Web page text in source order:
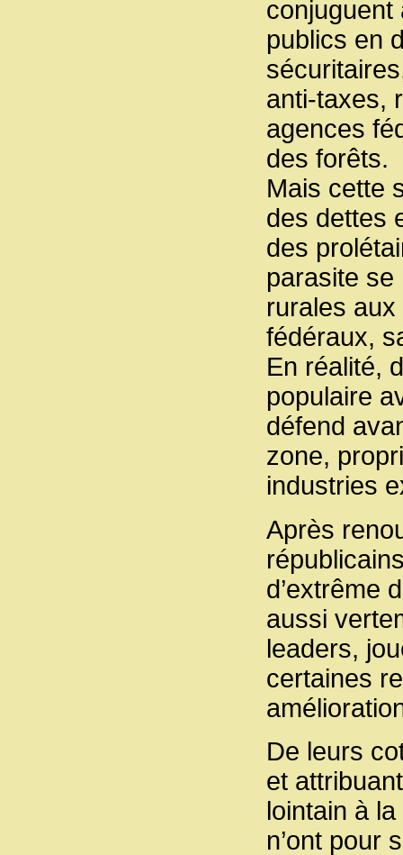
conjuguent
publics en
anti-taxes,
agences
des forêts.
Mais cette
des dettes
des
parasite
rurales
fédéraux,
En réalité,
populaire
défend
zone,
industries
Après
d’extrême
aussi
leaders,
certaines
De leurs
et
lointain à
n’ont pour